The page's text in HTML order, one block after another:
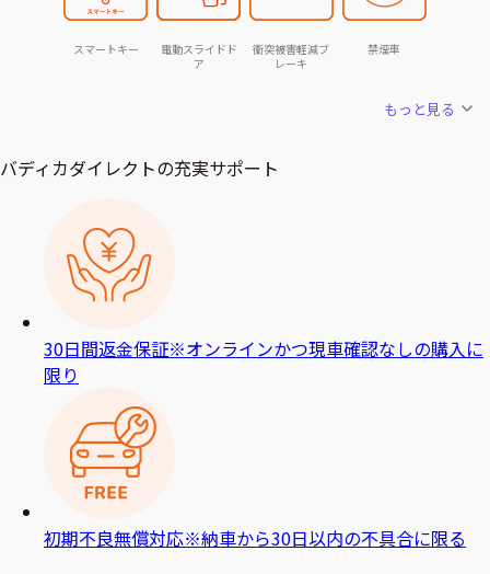
スマートキー
電動スライドド
ア
衝突被害軽減ブ
レーキ
禁煙車
もっと見る
バディカダイレクトの充実サポート
30日間返金保証※オンラインかつ現車確認なしの購入に
限り
初期不良無償対応※納車から30日以内の不具合に限る